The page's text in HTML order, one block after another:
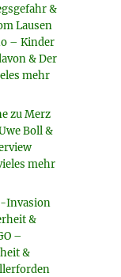
&
Lausen
– Kinder
& Der
mehr
zu Merz
Boll &
mehr
Invasion
&
–
&